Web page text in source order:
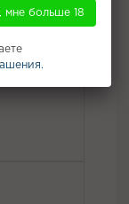
мне больше 18